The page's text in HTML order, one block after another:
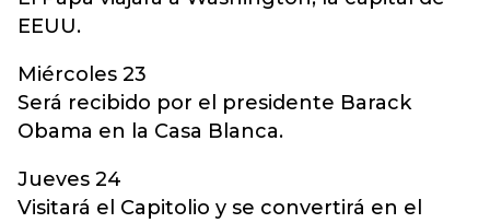
EEUU.
Miércoles 23
Será recibido por el presidente Barack
Obama en la Casa Blanca.
Jueves 24
Visitará el Capitolio y se convertirá en el